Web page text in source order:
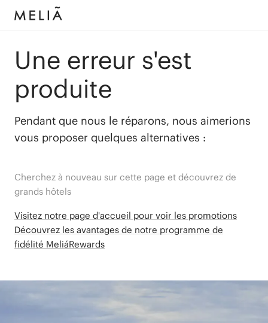
Une erreur s'est
produite
Pendant que nous le réparons, nous aimerions
vous proposer quelques alternatives :
Cherchez à nouveau sur cette page et découvrez de
grands hôtels
Visitez notre page d'accueil pour voir les promotions
Découvrez les avantages de notre programme de
fidélité MeliáRewards